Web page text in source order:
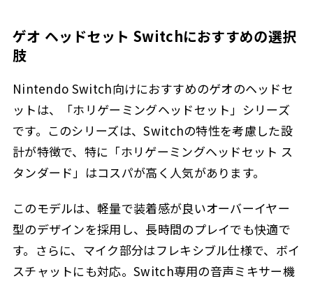
ゲオ ヘッドセット Switchにおすすめの選択
肢
Nintendo Switch向けにおすすめのゲオのヘッドセ
ットは、「ホリゲーミングヘッドセット」シリーズ
です。このシリーズは、Switchの特性を考慮した設
計が特徴で、特に「ホリゲーミングヘッドセット ス
タンダード」はコスパが高く人気があります。
このモデルは、軽量で装着感が良いオーバーイヤー
型のデザインを採用し、長時間のプレイでも快適で
す。さらに、マイク部分はフレキシブル仕様で、ボイ
スチャットにも対応。Switch専用の音声ミキサー機